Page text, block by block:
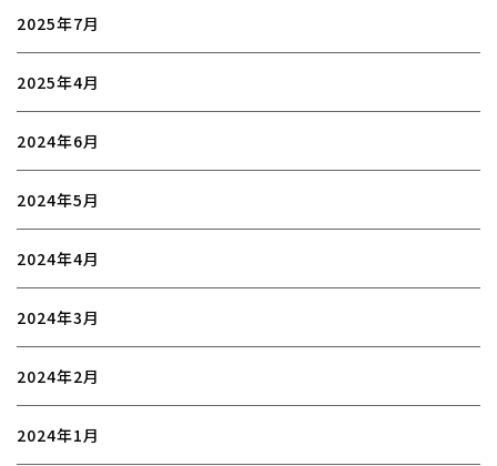
2025年7月
2025年4月
2024年6月
2024年5月
2024年4月
2024年3月
2024年2月
2024年1月